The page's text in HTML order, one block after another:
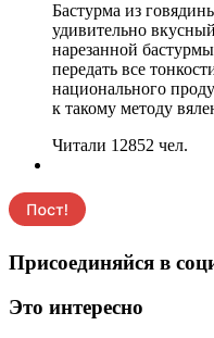
Бастурма из
удивительно
нарезанной
передать все
национального
к такому методу
Читали 12852 чел.
Присоединяйся в
Это интересно